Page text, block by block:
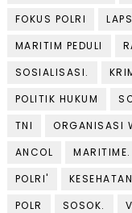
FOKUS POLRI
MARITIM PEDULI
SOSIALISASI.
POLITIK HUKUM
TNI
ORGANISASI
ANCOL
MARITIME.
POLRI'
KESEHATAN
POLR
SOSOK.